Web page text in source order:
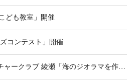
ども教室」開催
コンテスト」開催
ャークラブ 綾瀬「海のジオラマを作…